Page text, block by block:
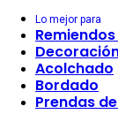
Lo mejor para
Acolchado
Bordado
Prendas